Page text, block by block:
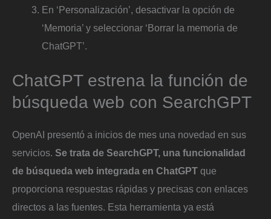
En ‘Personalización’, desactivar la opción de
‘Memoria’ y seleccionar ‘Borrar la memoria de
ChatGPT’.
ChatGPT estrena la función de
búsqueda web con SearchGPT
OpenAI presentó a inicios de mes una novedad en sus
servicios. Se trata de SearchGPT, una funcionalidad
de búsqueda web integrada en ChatGPT que
proporciona respuestas rápidas y precisas con enlaces
directos a las fuentes. Esta herramienta ya está